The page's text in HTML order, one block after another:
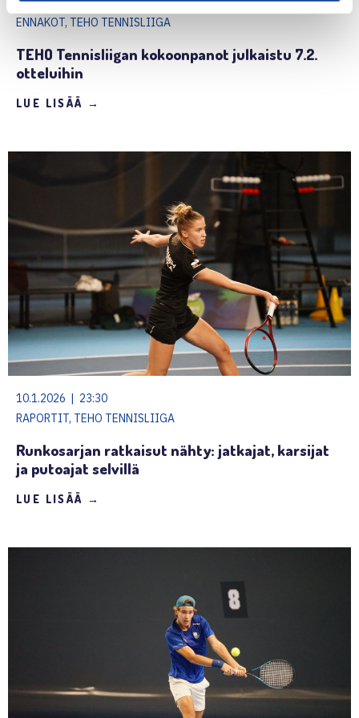
ENNAKOT, TEHO TENNISLIIGA
TEHO Tennisliigan kokoonpanot julkaistu 7.2.
otteluihin
LUE LISÄÄ →
10.1.2026 | 23:30
RAPORTIT, TEHO TENNISLIIGA
Runkosarjan ratkaisut nähty: jatkajat, karsijat
ja putoajat selvillä
LUE LISÄÄ →